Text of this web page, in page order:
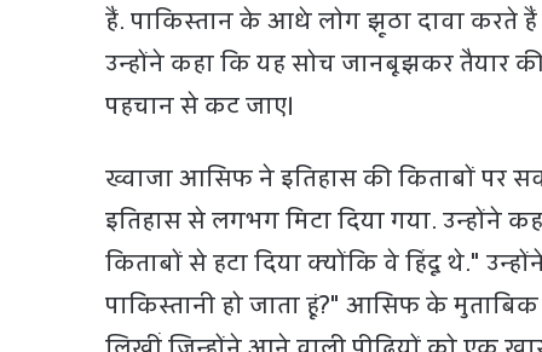
हैं. पाकिस्तान के आधे लोग झूठा दावा करते
उन्होंने कहा कि यह सोच जानबूझकर तैयार
पहचान से कट जाए।
ख्वाजा आसिफ ने इतिहास की किताबों पर
इतिहास से लगभग मिटा दिया गया. उन्होंने
किताबों से हटा दिया क्योंकि वे हिंदू थे."
पाकिस्तानी हो जाता हूं?" आसिफ के